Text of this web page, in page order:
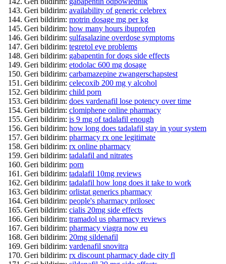
Geri bildirim: availability of generic celebrex
Geri bildirim: motrin dosage mg per kg
Geri bildirim: how many hours ibuprofen
Geri bildirim: sulfasalazine overdose symptoms
Geri bildirim: tegretol eye problems
Geri bildirim: gabapentin for dogs side effects
Geri bildirim: etodolac 600 mg dosage
Geri bildirim: carbamazepine zwangerschapstest
Geri bildirim: celecoxib 200 mg y alcohol
Geri bildirim: child porn
Geri bildirim: does vardenafil lose potency over time
Geri bildirim: clomiphene online pharmacy
Geri bildirim: is 9 mg of tadalafil enough
Geri bildirim: how long does tadalafil stay in your system
Geri bildirim: pharmacy rx one legitimate
Geri bildirim: rx online pharmacy
Geri bildirim: tadalafil and nitrates
Geri bildirim: porn
Geri bildirim: tadalafil 10mg reviews
Geri bildirim: tadalafil how long does it take to work
Geri bildirim: orlistat generics pharmacy
Geri bildirim: people's pharmacy prilosec
Geri bildirim: cialis 20mg side effects
Geri bildirim: tramadol us pharmacy reviews
Geri bildirim: pharmacy viagra now eu
Geri bildirim: 20mg sildenafil
Geri bildirim: vardenafil snovitra
Geri bildirim: rx discount pharmacy dade city fl